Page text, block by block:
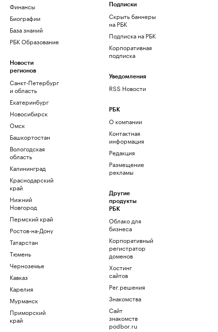
Финансы
Биографии
База знаний
РБК Образование
Новости
регионов
Санкт-Петербург
и область
Екатеринбург
Новосибирск
Омск
Башкортостан
Вологодская
область
Калининград
Краснодарский
край
Нижний
Новгород
Пермский край
Ростов-на-Дону
Татарстан
Тюмень
Черноземье
Кавказ
Карелия
Мурманск
Приморский
край
Подписки
Скрыть баннеры
на РБК
Подписка на РБК
Корпоративная
подписка
Уведомления
RSS Новости
РБК
О компании
Контактная
информация
Редакция
Размещение
рекламы
Другие
продукты
РБК
Облако для
бизнеса
Корпоративный
регистратор
доменов
Хостинг
сайтов
Рег.решения
Знакомства
Сайт
знакомств
podbor.ru